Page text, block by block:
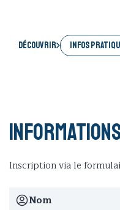
Découvrir INFOS
Inscription via le
Nom